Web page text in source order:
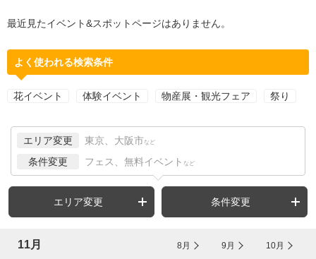
最近見たイベント&スポットページはありません。
よく使われる検索条件
花イベント 体験イベント 物産展・観光フェア 祭り
エリア変更 東京、大阪市 など
条件変更 フェス、無料イベント など
エリア変更 条件変更
11月 8月 9月 10月